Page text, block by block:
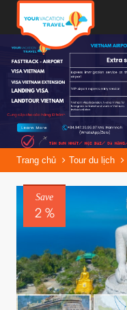
Trang chủ Tour du lịch
Save
2 %